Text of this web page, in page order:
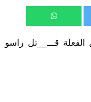
قـــ__تل راسو